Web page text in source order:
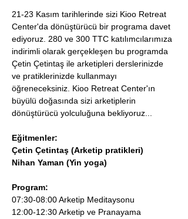
21-23 Kasım tarihlerinde sizi Kioo Retreat
Center'da dönüştürücü bir programa davet
ediyoruz. 280 ve 300 TTC katılımcılarımıza
indirimli olarak gerçekleşen bu programda
Çetin Çetintaş ile arketipleri derslerinizde
ve pratiklerinizde kullanmayı
öğreneceksiniz. Kioo Retreat Center'ın
büyülü doğasında sizi arketiplerin
dönüştürücü yolculuğuna bekliyoruz...
Eğitmenler:
Çetin Çetintaş (Arketip pratikleri)
Nihan Yaman (Yin yoga)
Program:
07:30-08:00 Arketip Meditaysonu
12:00-12:30 Arketip ve Pranayama